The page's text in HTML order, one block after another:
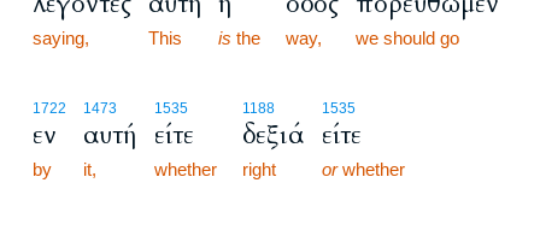
saying, This is the way, we should go
1722
εν
by
1473
αυτή
it,
1535
είτε
whether
1188
δεξιά
right
1535
είτε
orwhether